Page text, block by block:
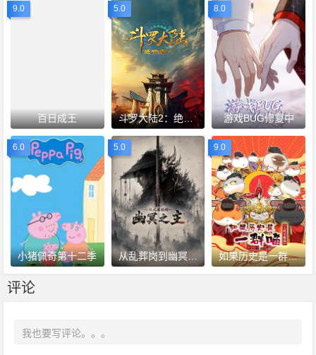
9.0
百日成王
5.0
斗罗大陆2：绝世唐门2023
8.0
游戏BUG修复中
6.0
小猪佩奇第十二季
5.0
从乱葬岗到幽冥之主
9.0
如果历史是一群喵大明皇朝篇
评论